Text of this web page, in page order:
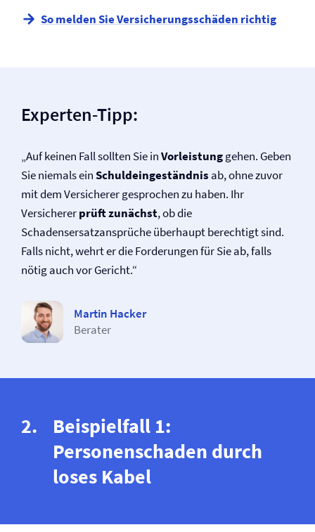
So melden Sie Versicherungsschäden richtig
Experten-Tipp:
„Auf keinen Fall sollten Sie inVorleistunggehen. Geben
Sie niemals einSchuldeingeständnis ab, ohne zuvor
mit dem Versicherer gesprochen zu haben. Ihr
Versichererprüft zunächst, ob die
Schadensersatzansprüche überhaupt berechtigt sind.
Falls nicht, wehrt er die Forderungen für Sie ab, falls
nötig auch vor Gericht.“
Martin Hacker
Berater
Beispielfall 1:
Personenschaden durch
loses Kabel